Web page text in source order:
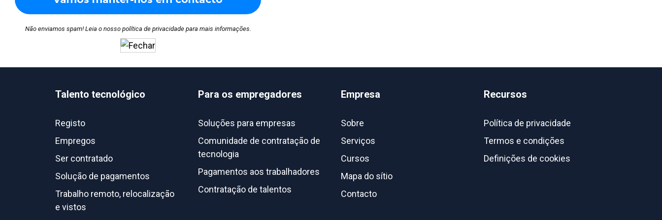
Não enviamos spam! Leia o nosso política de privacidadepara mais informações.
Talento tecnológico
Registo
Empregos
Ser contratado
Solução de pagamentos
Trabalho remoto, relocalização
e vistos
Para os empregadores
Soluções para empresas
Comunidade de contratação de
tecnologia
Pagamentos aos trabalhadores
Contratação de talentos
Empresa
Sobre
Serviços
Cursos
Mapa do sítio
Contacto
Recursos
Política de privacidade
Termos e condições
Definições de cookies